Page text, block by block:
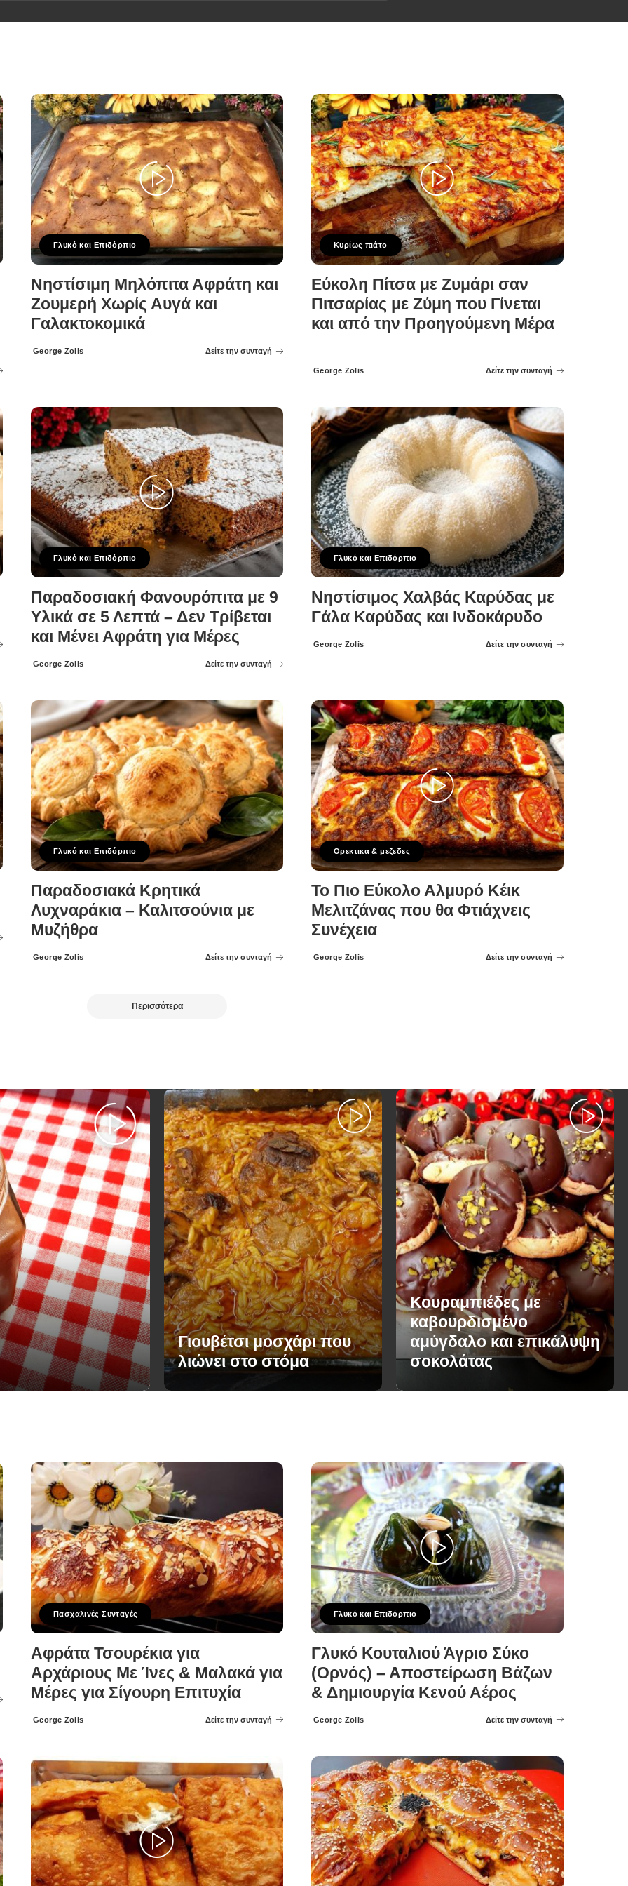
Γλυκό και Επιδόρπιο
Νηστίσιμη Μηλόπιτα Αφράτη και
Ζουμερή Χωρίς Αυγά και
Γαλακτοκομικά
Posted
George Zolis Δείτε την συνταγή
Κυρίως πιάτο
Εύκολη Πίτσα με Ζυμάρι σαν
Πιτσαρίας με Ζύμη που Γίνεται
και από την Προηγούμενη Μέρα
Posted
George Zolis Δείτε την συνταγή
Γλυκό και Επιδόρπιο
Παραδοσιακή Φανουρόπιτα με 9
Υλικά σε 5 Λεπτά – Δεν Τρίβεται
και Μένει Αφράτη για Μέρες
Posted
George Zolis Δείτε την συνταγή
Γλυκό και Επιδόρπιο
Νηστίσιμος Χαλβάς Καρύδας με
Γάλα Καρύδας και Ινδοκάρυδο
Posted
George Zolis Δείτε την συνταγή
Γλυκό και Επιδόρπιο
Παραδοσιακά Κρητικά
Λυχναράκια – Καλιτσούνια με
Μυζήθρα
Posted
George Zolis Δείτε την συνταγή
Ορεκτικα & μεζεδες
Το Πιο Εύκολο Αλμυρό Κέικ
Μελιτζάνας που θα Φτιάχνεις
Συνέχεια
Posted
George Zolis Δείτε την συνταγή
Περισσότερα
Γιουβέτσι μοσχάρι που
λιώνει στο στόμα
Κουραμπιέδες με
καβουρδισμένο
αμύγδαλο και επικάλυψη
σοκολάτας
Πασχαλινές Συνταγές
Αφράτα Τσουρέκια για
Αρχάριους Με Ίνες & Μαλακά για
Μέρες για Σίγουρη Επιτυχία
Posted
George Zolis Δείτε την συνταγή
Γλυκό και Επιδόρπιο
Γλυκό Κουταλιού Άγριο Σύκο
(Ορνός) – Αποστείρωση Βάζων
& Δημιουργία Κενού Αέρος
Posted
George Zolis Δείτε την συνταγή